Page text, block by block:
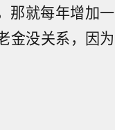
那就每年增加一
金没关系，因为